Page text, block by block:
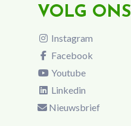
VOLG ONS
Instagram
Facebook
Youtube
Linkedin
Nieuwsbrief